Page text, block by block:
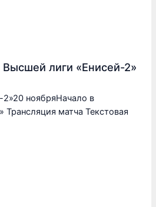
лиги «Енисей-2»
ноябряНачало в
Трансляция матча Текстовая